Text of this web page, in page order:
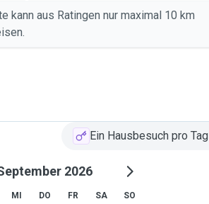
kann aus Ratingen nur maximal 10 km
Ein Hausbesuch pro Tag
2026
MI DO FR SA SO